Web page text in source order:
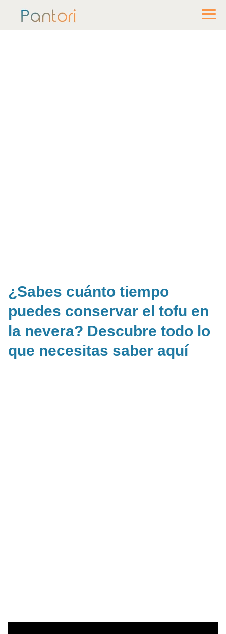
¿Sabes cuánto tiempo
puedes conservar el tofu en
la nevera? Descubre todo lo
que necesitas saber aquí